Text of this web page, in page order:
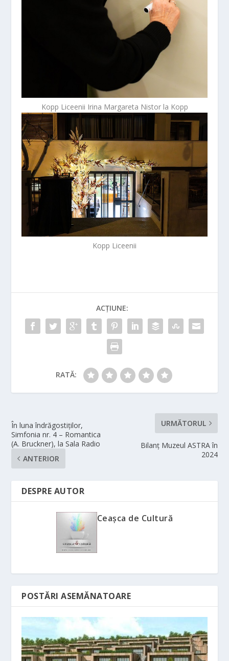
Kopp Liceenii Irina Margareta Nistor la Kopp
Kopp Liceenii
ACȚIUNE:
RATĂ:
În luna îndrăgostiților,
Simfonia nr. 4 – Romantica
(A. Bruckner), la Sala Radio
ANTERIOR
URMĂTORUL
Bilanț Muzeul ASTRA în
2024
DESPRE AUTOR
Ceașca de Cultură
POSTĂRI ASEMĂNATOARE